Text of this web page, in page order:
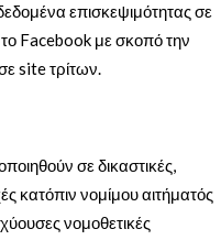
επισκεψιμότητας σε
Facebook με σκοπό την
site τρίτων.
σε δικαστικές,
κατόπιν νομίμου αιτήματός
νομοθετικές